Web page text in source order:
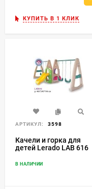
КУПИТЬ В 1 КЛИК
АРТИКУЛ: 3598
Качели и горка для
детей Lerado LAB 616
В НАЛИЧИИ